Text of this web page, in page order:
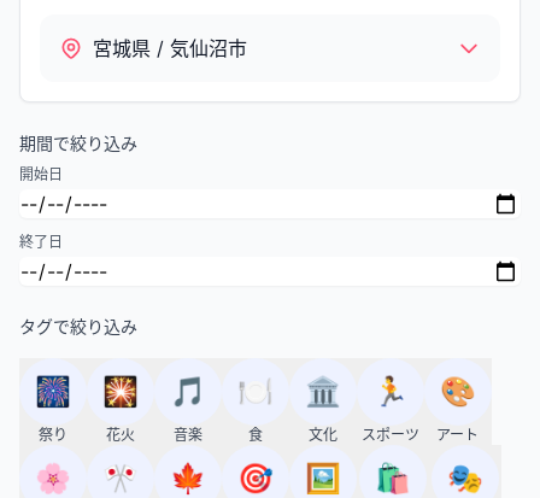
宮城県 / 気仙沼市
期間で絞り込み
開始日
終了日
タグで絞り込み
🎆
祭り
🎇
花火
🎵
音楽
🍽️
食
🏛️
文化
🏃
スポーツ
🎨
アート
🌸 🎌 🍁 🎯 🖼️ 🛍️ 🎭